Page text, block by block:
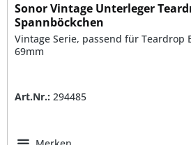
Sonor Vintage Unterleger
Spannböckchen
Vintage Serie, passend für Teardrop
69mm
Art.Nr.: 294485